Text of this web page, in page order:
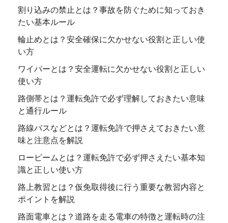
割り込みの禁止とは？事故を防ぐために知っておき
たい基本ルール
輪止めとは？安全確保に欠かせない役割と正しい使
い方
ワイパーとは？安全運転に欠かせない役割と正しい
使い方
路側帯とは？運転免許で必ず理解しておきたい意味
と通行ルール
路線バスなどとは？運転免許で押さえておきたい意
味と注意点を解説
ロービームとは？運転免許で必ず押さえたい基本知
識と正しい使い方
路上教習とは？仮免取得後に行う重要な教習内容と
ポイントを解説
路面電車とは？道路を走る電車の特徴と運転時の注